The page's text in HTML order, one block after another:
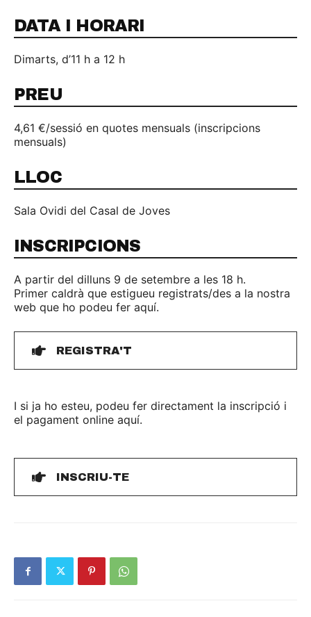
DATA I HORARI
Dimarts, d’11 h a 12 h
PREU
4,61 €/sessió en quotes mensuals (inscripcions
mensuals)
LLOC
Sala Ovidi del Casal de Joves
INSCRIPCIONS
A partir del dilluns 9 de setembre a les 18 h.
Primer caldrà que estigueu registrats/des a la nostra
web que ho podeu fer aquí.
REGISTRA'T
I si ja ho esteu, podeu fer directament la inscripció i
el pagament online aquí.
INSCRIU-TE